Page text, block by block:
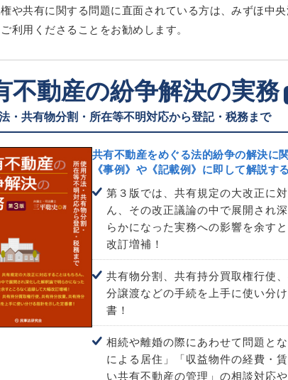
や共有に関する問題に直面されている方は、みずほ中
利用くださることをお勧めします。
不動産の紛争解決の実務
・共有物分割・所在等不明対応から登記・税務まで
共有不動産をめぐる法的紛争の解決に
《事例》や《記載例》に即して解説す
第３版では、共有規定の大改正に
ん、その改正議論の中で展開され
らかになった実務への影響を余す
改訂増補！
共有物分割、共有持分買取権行使
分譲渡などの手続を上手に使い分
書！
相続や離婚の際にあわせて問題と
による居住」「収益物件の経費・
い共有不動産の管理」の相談対応